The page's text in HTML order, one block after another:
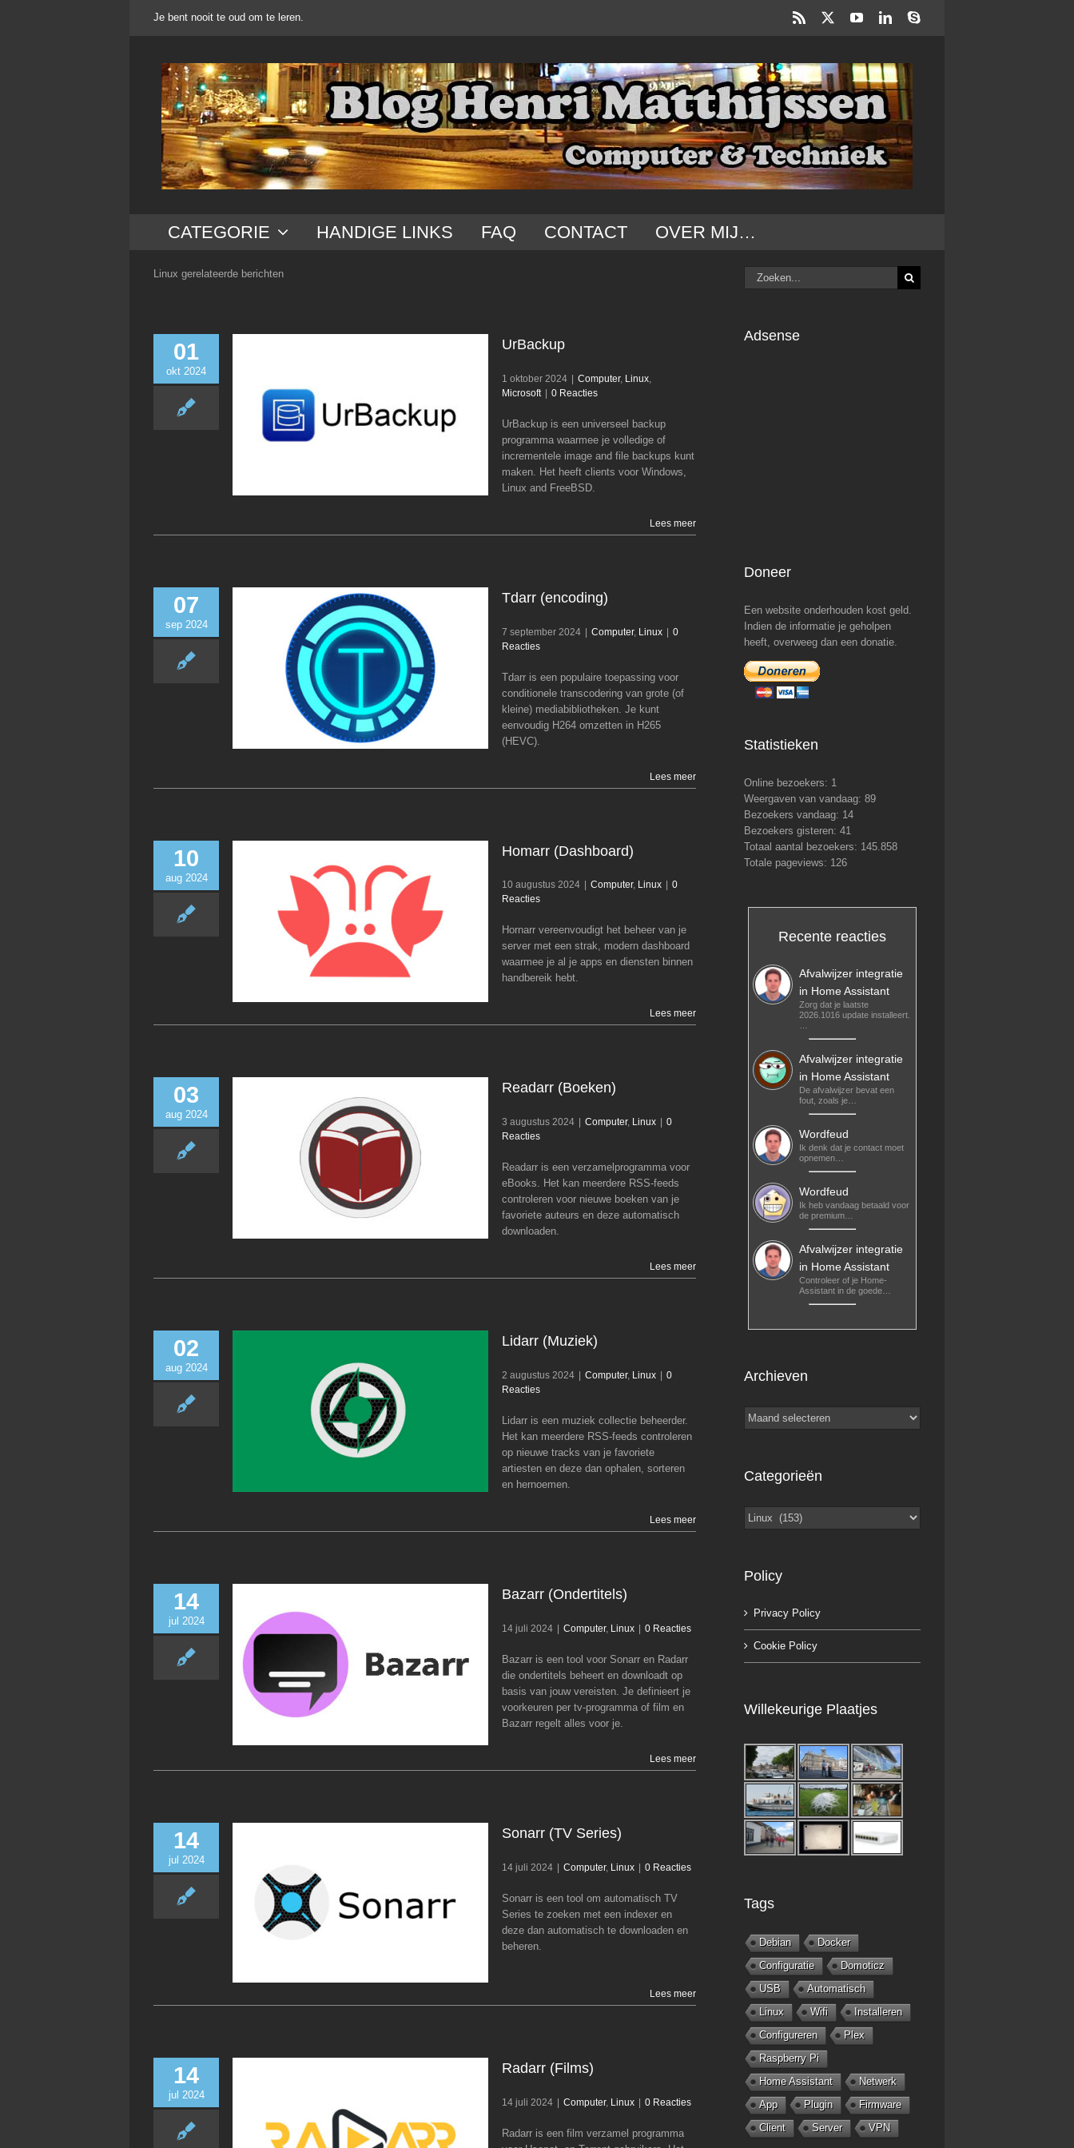
Je bent nooit te oud om te leren. Rss YouTubeLinkedInSkype
CATEGORIE HANDIGE LINKS FAQ CONTACT OVER MIJ…
Linux gerelateerde berichten
01
okt 2024
UrBackup
Computer Linux Microsoft
UrBackup
1 oktober 2024 | Computer, Linux
Microsoft | 0 Reacties
UrBackup is een universeel backup
programma waarmee je volledige of
incrementele image and file backups kunt
maken. Het heeft clients voor Windows,
Linux and FreeBSD.
Lees meer
07
sep 2024
Tdarr (encoding)
Computer Linux
Tdarr (encoding)
7 september 2024 | Computer, Linux | 0
Reacties
Tdarr is een populaire toepassing voor
conditionele transcodering van grote (of
kleine) mediabibliotheken. Je kunt
eenvoudig H264 omzetten in H265
(HEVC).
Lees meer
10
aug 2024
Homarr (Dashboard)
Computer Linux
Homarr (Dashboard)
10 augustus 2024 Computer, Linux
0
Reacties
Hornarr vereenvoudigt het beheer van je
server met een strak, modern dashboard
waarmee je al je apps en diensten binnen
handbereik hebt.
Lees meer
03
aug 2024
Readarr (Boeken)
Computer Linux
Readarr (Boeken)
3 augustus 2024 Computer, Linux
0
Reacties
Readarr is een verzamelprogramma voor
eBooks. Het kan meerdere RSS-feeds
controleren voor nieuwe boeken van je
favoriete auteurs en deze automatisch
downloaden.
Lees meer
02
aug 2024
Lidarr (Muziek)
Computer Linux
Lidarr (Muziek)
2 augustus 2024 Computer, Linux
0
Reacties
Lidarr is een muziek collectie beheerder.
Het kan meerdere RSS-feeds controleren
op nieuwe tracks van je favoriete
artiesten en deze dan ophalen, sorteren
en hernoemen.
Lees meer
14
jul 2024
Bazarr (Ondertitels)
Computer Linux
Bazarr (Ondertitels)
14 juli 2024 | Computer, Linux | 0 Reacties
Bazarr is een tool voor Sonarr en Radarr
die ondertitels beheert en downloadt op
basis van jouw vereisten. Je definieert je
voorkeuren per tv-programma of film en
Bazarr regelt alles voor je.
Lees meer
14
jul 2024
Sonarr (TV Series)
Computer Linux
Sonarr (TV Series)
14 juli 2024 | Computer, Linux | 0 Reacties
Sonarr is een tool om automatisch TV
Series te zoeken met een indexer en
deze dan automatisch te downloaden en
beheren.
Lees meer
14
jul 2024
Radarr (Films)
14 juli 2024 | Computer, Linux | 0 Reacties
Radarr is een film verzamel programma
Zoeken
naar:
Adsense
Doneer
Een website onderhouden kost geld.
Indien de informatie je geholpen
heeft, overweeg dan een donatie.
Statistieken
Online bezoekers: 1
Weergaven van vandaag:89
Bezoekers vandaag: 14
Bezoekers gisteren:41
Totaal aantal bezoekers: 145.858
Totale pageviews: 126
Recente reacties
Afvalwijzer integratie
in Home Assistant
Zorg dat je laatste
2026.1016 update installeert.
Afvalwijzer integratie
in Home Assistant
De afvalwijzer bevat een
fout, zoals je…
Wordfeud
Ik denk dat je contact moet
opnemen…
Wordfeud
Ik heb vandaag betaald voor
de premium…
Afvalwijzer integratie
in Home Assistant
Controleer of je Home-
Assistant in de goede…
Archieven
Archieven
Categorieën
Categorieën
Policy
Privacy Policy
Cookie Policy
Willekeurige Plaatjes
Tags
Debian
Docker
Configuratie
Domoticz
USB
Automatisch
Linux
Wifi
Installeren
Configureren
Plex
Raspberry Pi
Home Assistant
Netwerk
App
Plugin
Firmware
Client
Server VPN